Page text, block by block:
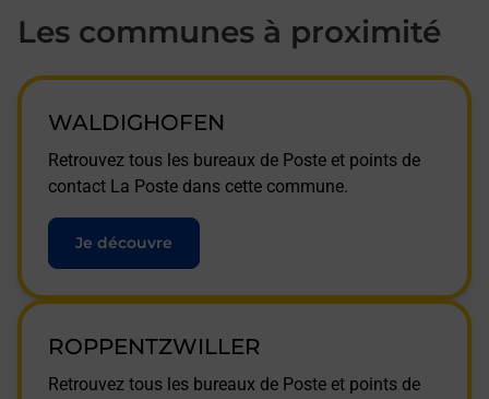
Les communes à proximité
WALDIGHOFEN
Retrouvez tous les bureaux de Poste et points de
contact La Poste dans cette commune.
Je découvre
ROPPENTZWILLER
Retrouvez tous les bureaux de Poste et points de